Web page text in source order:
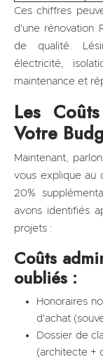
Ces chiffres
d'une rénovation
de qualité.
électricité,
maintenance et
Les
Votre
Maintenant,
vous explique au
20%
avons identifiés
projets :
Coûts
oubliés :
Honoraires
d'achat
Dossier de
(architecte +